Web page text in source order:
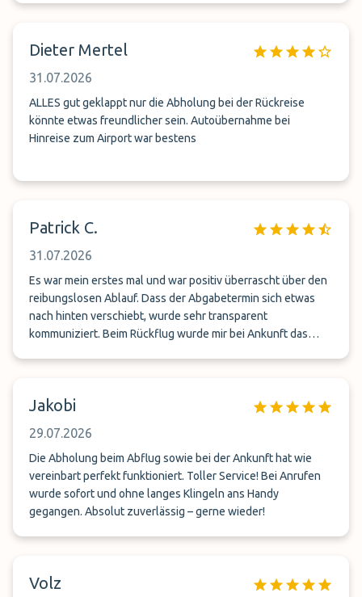
Dieter Mertel
31.07.2026
ALLES gut geklappt nur die Abholung bei der Rückreise
könnte etwas freundlicher sein. Autoübernahme bei
Hinreise zum Airport war bestens
Patrick C.
31.07.2026
Es war mein erstes mal und war positiv überrascht über den
reibungslosen Ablauf. Dass der Abgabetermin sich etwas
nach hinten verschiebt, wurde sehr transparent
kommuniziert. Beim Rückflug wurde mir bei Ankunft das
Ales im Alles
Jakobi
29.07.2026
Die Abholung beim Abflug sowie bei der Ankunft hat wie
vereinbart perfekt funktioniert. Toller Service! Bei Anrufen
wurde sofort und ohne langes Klingeln ans Handy
gegangen. Absolut zuverlässig – gerne wieder!
Volz